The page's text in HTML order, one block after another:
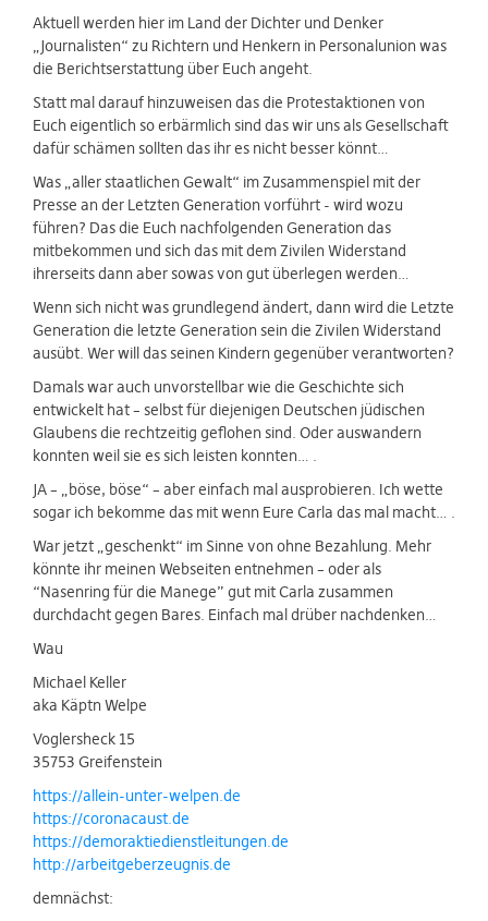
Aktuell werden hier im Land der Dichter und Denker
„Journalisten“ zu Richtern und Henkern in Personalunion was
die Berichtserstattung über Euch angeht.
Statt mal darauf hinzuweisen das die Protestaktionen von
Euch eigentlich so erbärmlich sind das wir uns als Gesellschaft
dafür schämen sollten das ihr es nicht besser könnt…
Was „aller staatlichen Gewalt“ im Zusammenspiel mit der
Presse an der Letzten Generation vorführt - wird wozu
führen? Das die Euch nachfolgenden Generation das
mitbekommen und sich das mit dem Zivilen Widerstand
ihrerseits dann aber sowas von gut überlegen werden…
Wenn sich nicht was grundlegend ändert, dann wird die Letzte
Generation die letzte Generation sein die Zivilen Widerstand
ausübt. Wer will das seinen Kindern gegenüber verantworten?
Damals war auch unvorstellbar wie die Geschichte sich
entwickelt hat – selbst für diejenigen Deutschen jüdischen
Glaubens die rechtzeitig geflohen sind. Oder auswandern
konnten weil sie es sich leisten konnten… .
JA – „böse, böse“ – aber einfach mal ausprobieren. Ich wette
sogar ich bekomme das mit wenn Eure Carla das mal macht… .
War jetzt „geschenkt“ im Sinne von ohne Bezahlung. Mehr
könnte ihr meinen Webseiten entnehmen – oder als
“Nasenring für die Manege” gut mit Carla zusammen
durchdacht gegen Bares. Einfach mal drüber nachdenken…
Wau
Michael Keller
aka Käptn Welpe
Voglersheck 15
35753 Greifenstein
https://allein-unter-welpen.de
https://coronacaust.de
https://demoraktiedienstleitungen.de
http://arbeitgeberzeugnis.de
demnächst: